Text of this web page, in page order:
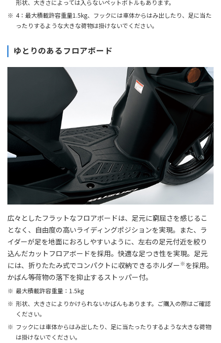
形状、大きさによっては入らないペットボトルもあります。
4：最大積載許容重量1.5kg、フックには車体からはみ出したり、足に当た
ったりするような大きな荷物は掛けないでください。
ゆとりのあるフロアボード
広々としたフラットなフロアボードは、足元に窮屈さを感じるこ
となく、自由度の高いライディングポジションを実現。また、ラ
イダーが足を地面におろしやすいように、左右の足元付近を絞り
込んだカットフロアボードを採用。快適な足つき性を実現。足元
には、折りたたみ式でコンパクトに収納できるホルダー※ を採用。
かばん等荷物の落下を抑止するストッパー付。
最大積載許容重量：1.5kg
形状、大きさによりかけられないかばんもあります。ご購入の際はご確認
ください。
フックには車体からはみ出したり、足に当たったりするような大きな荷物
は掛けないでください。